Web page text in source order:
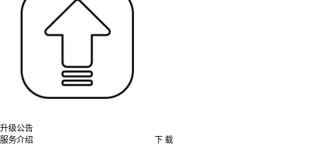
升级公告
服务介绍
下 载